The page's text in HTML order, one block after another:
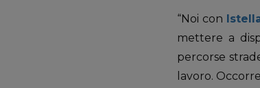
“Noi con
mettere a
percorse
lavoro.